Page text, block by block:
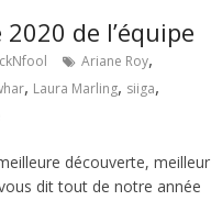
de l’équipe
Ariane Roy,
, Laura Marling, siiga,
découverte, meilleur
dit tout de notre année